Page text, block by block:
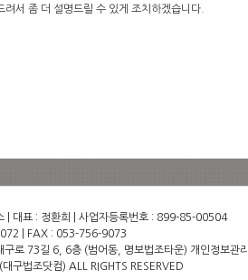
서 좀 더 설명드릴 수 있게 조치하겠습니다.
| 대표 : 정환희 | 사업자등록번호 : 899-85-00504
| FAX : 053-756-9073
구로 73길 6, 6층 (범어동, 명보법조타운) 개인정보
구법조닷컴) ALL RIGHTS RESERVED